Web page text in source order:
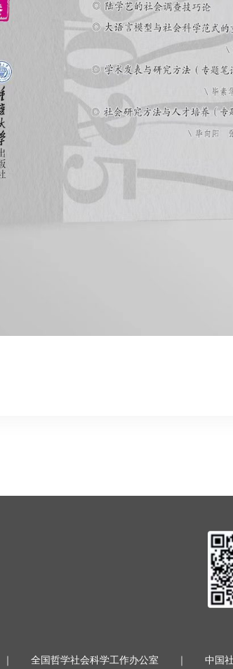
全国哲学社会科学工作办公室 中国